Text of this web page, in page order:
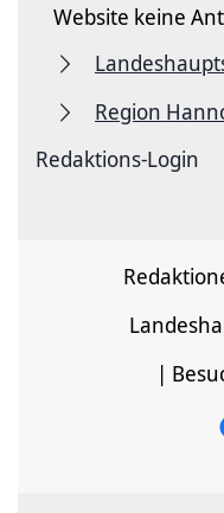
Website keine
Region
Redaktions-Login
|